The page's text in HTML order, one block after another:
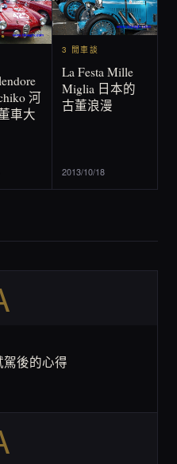
河
車大
3 閒車談
La Festa Mille
Miglia 日本的
古董浪漫
2013/10/18
駕後的心得